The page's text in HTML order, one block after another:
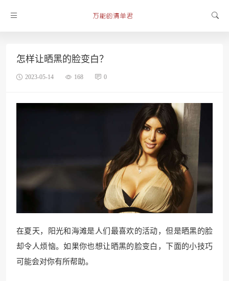
怎样让晒黑的脸变白？
2023-05-14 168 0
在夏天，阳光和海滩是人们最喜欢的活动，但是晒黑的脸
却令人烦恼。如果你也想让晒黑的脸变白，下面的小技巧
可能会对你有所帮助。